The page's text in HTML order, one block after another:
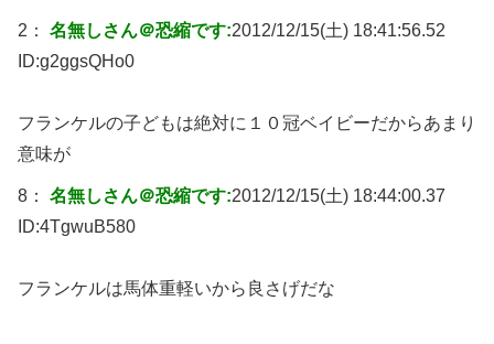
2： 名無しさん＠恐縮です:2012/12/15(土) 18:41:56.52
ID:g2ggsQHo0
フランケルの子どもは絶対に１０冠ベイビーだからあまり
意味が
8： 名無しさん＠恐縮です:2012/12/15(土) 18:44:00.37
ID:4TgwuB580
フランケルは馬体重軽いから良さげだな